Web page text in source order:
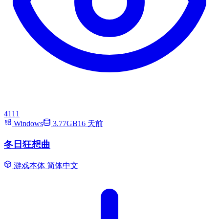
4111
Windows
3.77GB16 天前
冬日狂想曲
游戏本体 简体中文